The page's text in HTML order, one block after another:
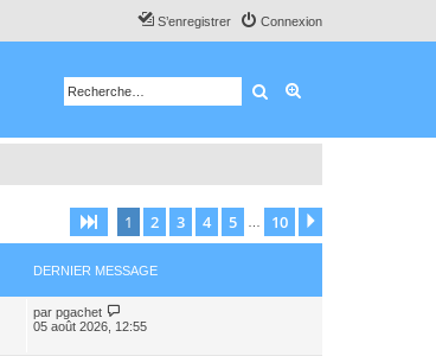
Connexion
S’enregistrer
Rechercher
Page sur10
1 2 3 4 5 10
DERNIER MESSAGE
par pgachet
05 août 2026, 12:55